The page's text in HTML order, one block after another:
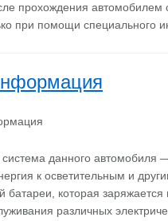
прохождения
при помощи специального
система данного
к осветительным и
батареи, которая
различных